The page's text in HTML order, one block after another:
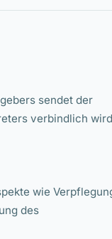
sendet der
verbindlich
wie
des